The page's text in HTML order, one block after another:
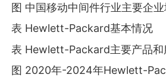
图 中国移动中间件行业主要企
表 Hewlett-Packard基本情况
表 Hewlett-Packard主要产品和
图 2020年-2024年Hewlett-